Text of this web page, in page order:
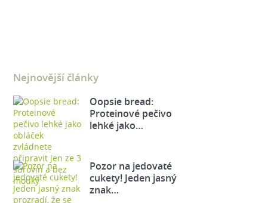
Nejnovější články
Oopsie bread:
Proteinové pečivo
lehké jako…
Pozor na jedovaté
cukety! Jeden jasný
znak…